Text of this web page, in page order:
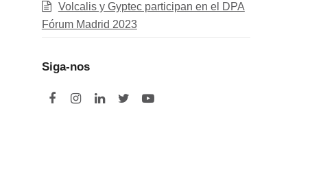
Volcalis y Gyptec participan en el DPA
Fórum Madrid 2023
Siga-nos
F
I
L
Y